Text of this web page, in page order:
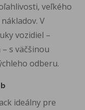
veľkého
V
vozidiel –
s väčšinou
odberu.
ideálny pre